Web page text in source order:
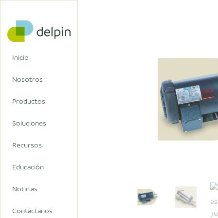
Inicio
Nosotros
Productos
Soluciones
Recursos
Educación
Noticias
Contáctanos